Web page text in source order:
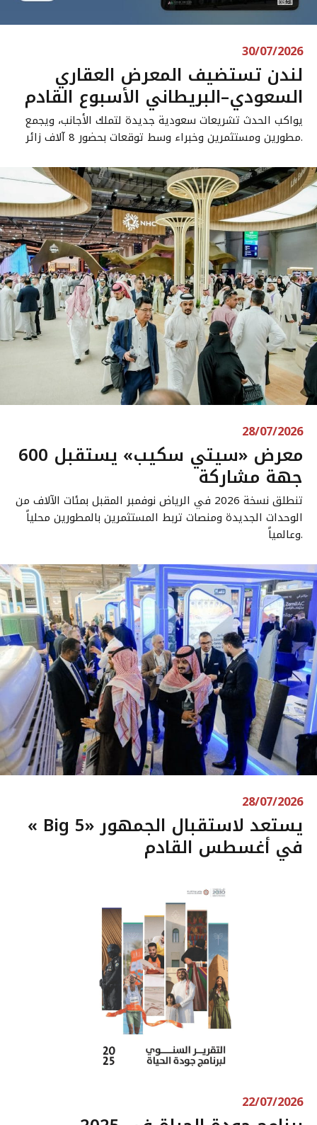
30/07/2026
لندن تستضيف المعرض العقاري
السعودي–البريطاني الأسبوع القادم
يواكب الحدث تشريعات سعودية جديدة لتملك الأجانب، ويجمع
مطورين ومستثمرين وخبراء وسط توقعات بحضور 8 آلاف زائر.
28/07/2026
معرض «سيتي سكيب» يستقبل 600
جهة مشاركة
تنطلق نسخة 2026 في الرياض نوفمبر المقبل بمئات الآلاف من
الوحدات الجديدة ومنصات تربط المستثمرين بالمطورين محلياً
وعالمياً.
28/07/2026
« Big 5» يستعد لاستقبال الجمهور
في أغسطس القادم
22/07/2026